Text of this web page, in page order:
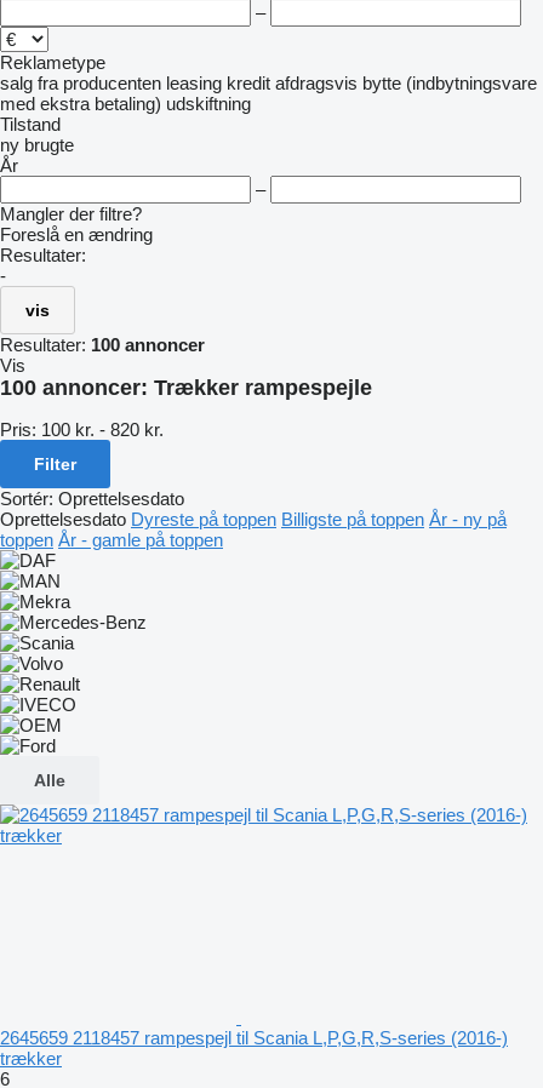
–
Reklametype
salg fra producenten leasing kredit afdragsvis bytte (indbytningsvare
med ekstra betaling) udskiftning
Tilstand
ny brugte
År
–
Mangler der filtre?
Foreslå en ændring
Resultater:
-
vis
Resultater: 100 annoncer
Vis
100 annoncer: Trækker rampespejle
Pris: 100 kr. - 820 kr.
Filter
Sortér: Oprettelsesdato
Oprettelsesdato Dyreste på toppen Billigste på toppen År - ny på
toppen År - gamle på toppen
Alle
2645659 2118457 rampespejl til Scania L,P,G,R,S-series (2016-)
trækker
6